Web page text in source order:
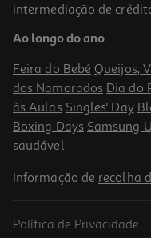
Portátil Asus Vivobook
Graphics)
599.99 €/un
599,99 €
intermediação de
Ao longo do ano
Feira do Bebé Queijos,
dos Namorados Dia do
às Aulas Singles' Day
Boxing Days Samsung
saudável
Informação de recolha
Política de Privacidade